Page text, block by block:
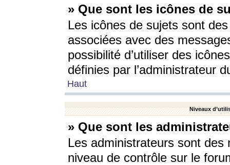
» Que sont les icônes de
Les icônes de sujets sont
associées avec des
possibilité d’utiliser des
définies par l’administrateur
Haut
Niveaux
» Que sont les
Les administrateurs sont
niveau de contrôle sur le